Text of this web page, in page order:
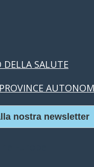
DELLA SALUTE
nostra newsletter